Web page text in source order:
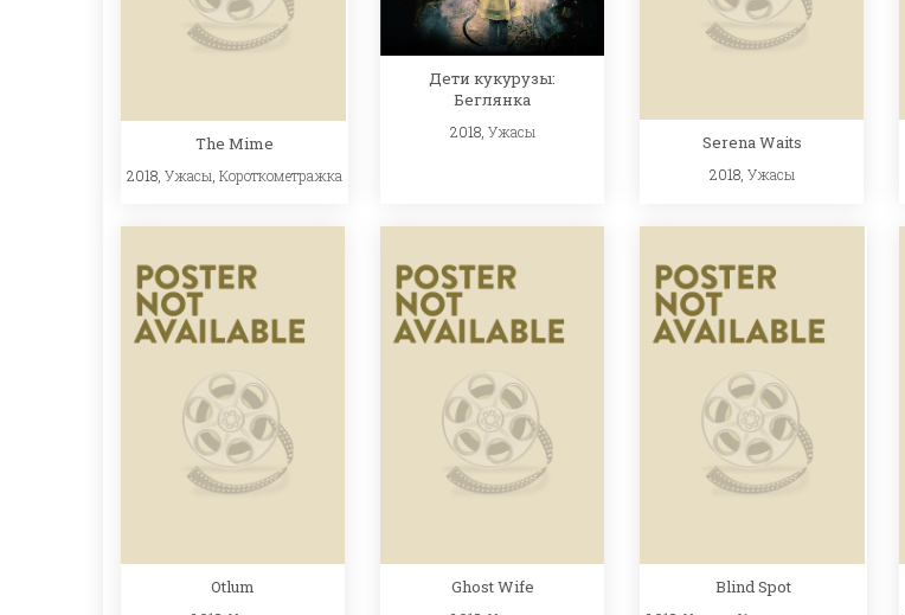
The Mime
2018, Ужасы Короткометражка
Дети кукурузы:
Беглянка
2018, Ужасы
Serena Waits
2018, Ужасы
Otlum Ghost Wife Blind Spot